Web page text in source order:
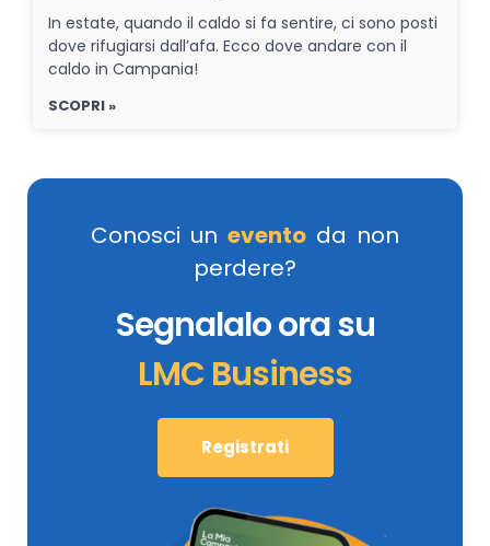
In estate, quando il caldo si fa sentire, ci sono posti
dove rifugiarsi dall’afa. Ecco dove andare con il
caldo in Campania!
SCOPRI »
Conosci un evento da non
perdere?
Segnalalo ora su
LMC Business
Registrati